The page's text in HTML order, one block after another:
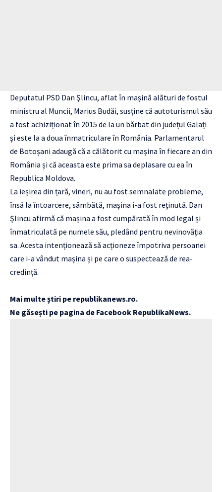
Deputatul PSD Dan Şlincu, aflat în mașină alături de fostul
ministru al Muncii, Marius Budăi, susține că autoturismul său
a fost achiziționat în 2015 de la un bărbat din județul Galați
și este la a doua înmatriculare în România. Parlamentarul
de Botoșani adaugă că a călătorit cu mașina în fiecare an din
România și că aceasta este prima sa deplasare cu ea în
Republica Moldova.
La ieșirea din țară, vineri, nu au fost semnalate probleme,
însă la întoarcere, sâmbătă, mașina i-a fost reținută. Dan
Şlincu afirmă că mașina a fost cumpărată în mod legal și
înmatriculată pe numele său, pledând pentru nevinovăția
sa. Acesta intenționează să acționeze împotriva persoanei
care i-a vândut mașina și pe care o suspectează de rea-
credință.
Mai multe știri pe republikanews.ro.
Ne găsești pe pagina de Facebook RepublikaNews.